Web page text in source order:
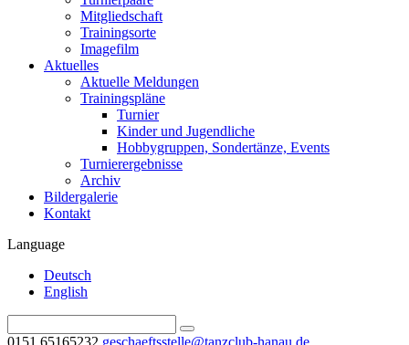
Mitgliedschaft
Trainingsorte
Imagefilm
Aktuelles
Aktuelle Meldungen
Trainingspläne
Turnier
Kinder und Jugendliche
Hobbygruppen, Sondertänze, Events
Turnierergebnisse
Archiv
Bildergalerie
Kontakt
Language
Deutsch
English
0151 65165232 geschaeftsstelle@tanzclub-hanau.de